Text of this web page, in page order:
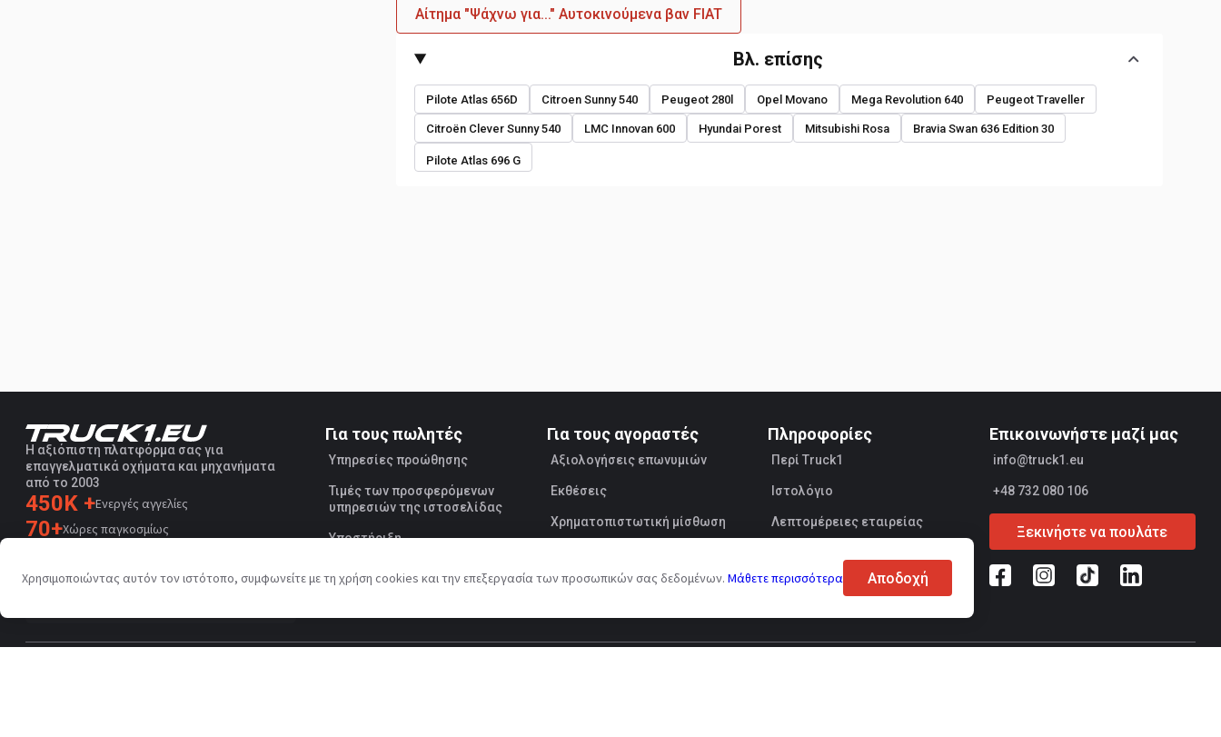
Αίτημα "Ψάχνω για..." Αυτοκινούμενα βαν FIAT
Βλ. επίσης
Pilote Atlas 656D Citroen Sunny 540 Peugeot 280l Opel Movano Mega Revolution 640 Peugeot Traveller
Citroën Clever Sunny 540 LMC Innovan 600 Hyundai Porest Mitsubishi Rosa Bravia Swan 636 Edition 30
Pilote Atlas 696 G
Η αξιόπιστη πλατφόρμα σας για
επαγγελματικά οχήματα και μηχανήματα
από το 2003
450K +Ενεργές αγγελίες
70+Χώρες παγκοσμίως
4.7/5
Για τους πωλητές
Υπηρεσίες προώθησης
Τιμές των προσφερόμενων
υπηρεσιών της ιστοσελίδας
Υποστήριξη
Για τους αγοραστές
Αξιολογήσεις επωνυμιών
Εκθέσεις
Χρηματοπιστωτική μίσθωση
Πληροφορίες
Περί Truck1
Ιστολόγιο
Λεπτομέρειες εταιρείας
Επικοινωνήστε μαζί μας
info@truck1.eu
+48 732 080 106
Ξεκινήστε να πουλάτε
Χρησιμοποιώντας αυτόν τον ιστότοπο, συμφωνείτε με τη χρήση cookies και την επεξεργασία των προσωπικών σας δεδομένων. Μάθετε περισσότερα Αποδοχή